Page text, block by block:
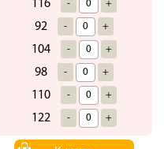
116 - +
92 - +
104 - +
98 - +
110 - +
122 - +